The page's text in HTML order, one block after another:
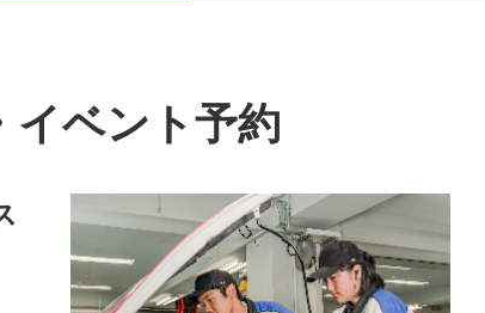
イベント予約